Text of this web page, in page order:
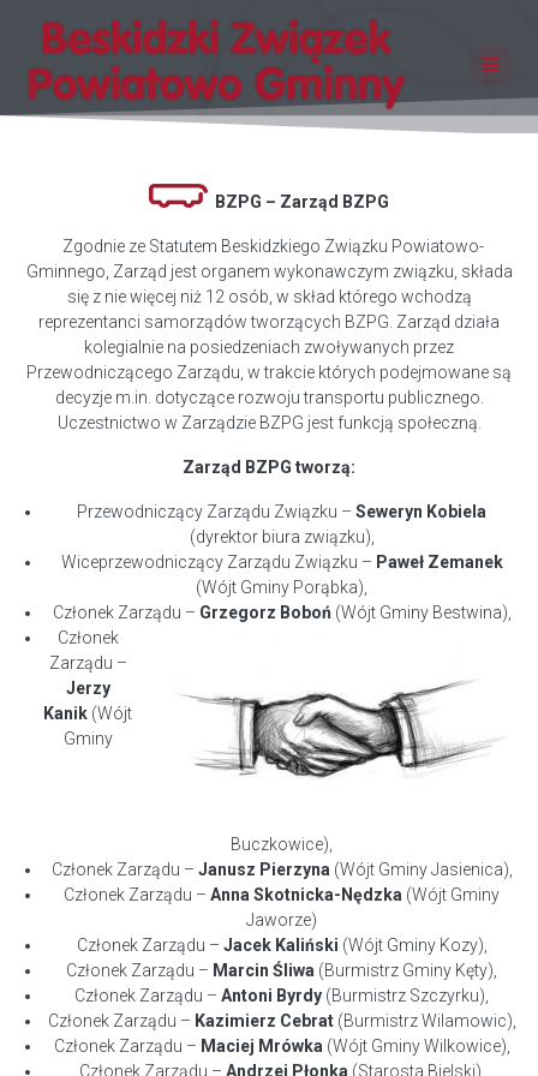
to
content
BZPG – Zarząd BZPG
Zgodnie ze Statutem Beskidzkiego Związku Powiatowo-
Gminnego, Zarząd jest organem wykonawczym związku, składa
się z nie więcej niż 12 osób, w skład którego wchodzą
reprezentanci samorządów tworzących BZPG. Zarząd działa
kolegialnie na posiedzeniach zwoływanych przez
Przewodniczącego Zarządu, w trakcie których podejmowane są
decyzje m.in. dotyczące rozwoju transportu publicznego.
Uczestnictwo w Zarządzie BZPG jest funkcją społeczną.
Zarząd BZPG tworzą:
Przewodniczący Zarządu Związku – Seweryn Kobiela
(dyrektor biura związku),
Wiceprzewodniczący Zarządu Związku – Paweł Zemanek
(Wójt Gminy Porąbka),
Członek Zarządu – Grzegorz Boboń (Wójt Gminy Bestwina),
Członek
Zarządu –
Jerzy
Kanik (Wójt
Gminy
Buczkowice),
Członek Zarządu – Janusz Pierzyna (Wójt Gminy Jasienica),
Członek Zarządu – Anna Skotnicka-Nędzka (Wójt Gminy
Jaworze)
Członek Zarządu – Jacek Kaliński (Wójt Gminy Kozy),
Członek Zarządu – Marcin Śliwa (Burmistrz Gminy Kęty),
Członek Zarządu – Antoni Byrdy (Burmistrz Szczyrku),
Członek Zarządu – Kazimierz Cebrat(Burmistrz Wilamowic),
Członek Zarządu – Maciej Mrówka (Wójt Gminy Wilkowice),
Członek Zarządu – Andrzej Płonka (Starosta Bielski),